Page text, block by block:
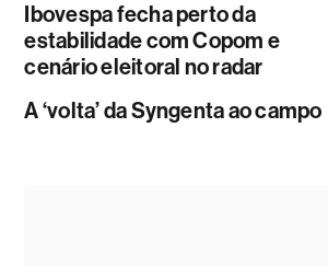
Ibovespa fecha perto da
estabilidade com Copom e
cenário eleitoral no radar
A ‘volta’ da Syngenta ao campo